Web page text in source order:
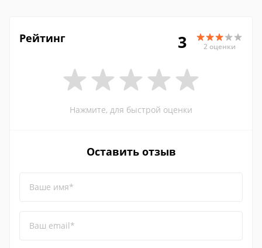
Рейтинг 3 2 оценки
Нажмите, для быстрой оценки
Оставить отзыв
Ваше имя*
Ваш email*